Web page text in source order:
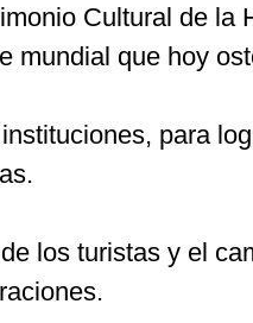
Cultural de
mundial que hoy
para
los turistas y el